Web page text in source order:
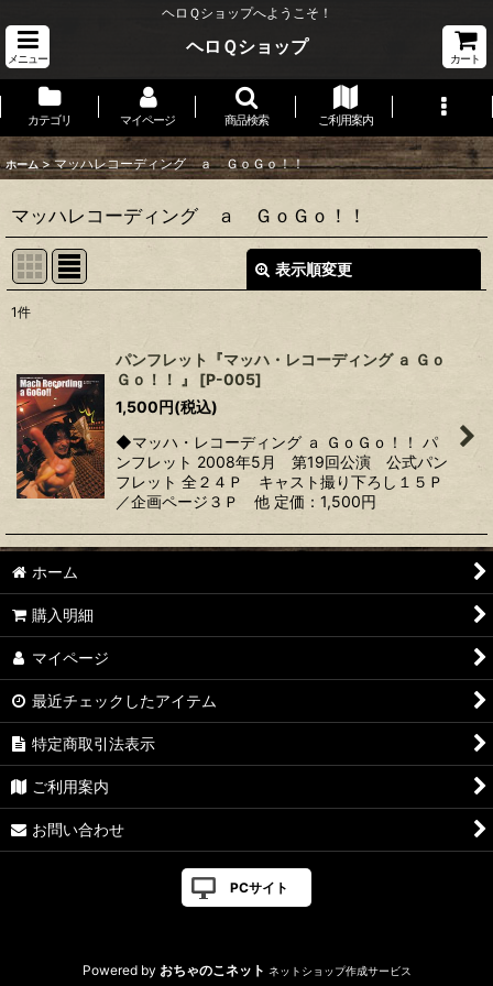
ヘロＱショップへようこそ！
メニュー
ヘロＱショップ
カート
カテゴリ マイページ 商品検索 ご利用案内
ホーム > マッハレコーディング ａ ＧｏＧｏ！！
マッハレコーディング ａ ＧｏＧｏ！！
表示順変更
並び順:
絞り込む
1件
パンフレット『マッハ・レコーディング ａ Ｇｏ
Ｇｏ！！ 』
[P-005]
1,500円(税込)
◆マッハ・レコーディング ａ ＧｏＧｏ！！ パ
ンフレット 2008年5月 第19回公演 公式パン
フレット 全２４Ｐ キャスト撮り下ろし１５Ｐ
／企画ページ３Ｐ 他 定価：1,500円
ホーム
購入明細
マイページ
最近チェックしたアイテム
特定商取引法表示
ご利用案内
お問い合わせ
PCサイト
Powered by おちゃのこネット ネットショップ作成サービス